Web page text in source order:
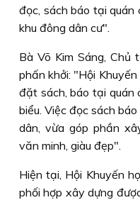
đọc, sách báo tại quán
khu đông dân cư".
Bà Võ Kim Sáng, Chủ
phấn khởi: "Hội
đặt sách, báo tại quán
biểu. Việc đọc sách
dân, vừa góp phần
văn minh, giàu đẹp".
Hiện tại, Hội Khuyến
phối hợp xây dựng